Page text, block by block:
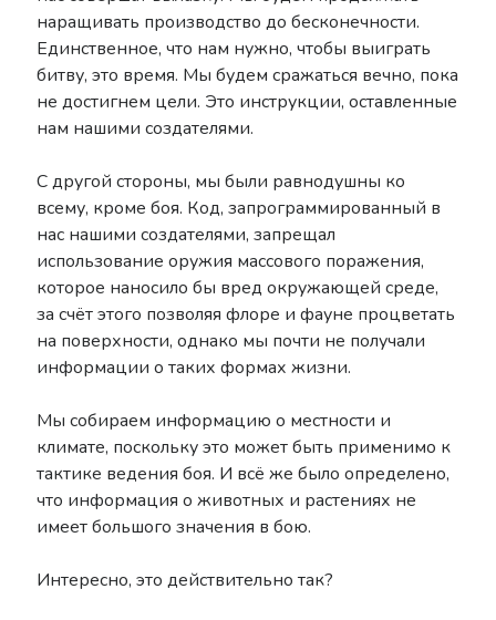
наращивать производство до бесконечности.
Единственное, что нам нужно, чтобы выиграть
битву, это время. Мы будем сражаться вечно, пока
не достигнем цели. Это инструкции, оставленные
нам нашими создателями.
С другой стороны, мы были равнодушны ко
всему, кроме боя. Код, запрограммированный в
нас нашими создателями, запрещал
использование оружия массового поражения,
которое наносило бы вред окружающей среде,
за счёт этого позволяя флоре и фауне процветать
на поверхности, однако мы почти не получали
информации о таких формах жизни.
Мы собираем информацию о местности и
климате, поскольку это может быть применимо к
тактике ведения боя. И всё же было определено,
что информация о животных и растениях не
имеет большого значения в бою.
Интересно, это действительно так?